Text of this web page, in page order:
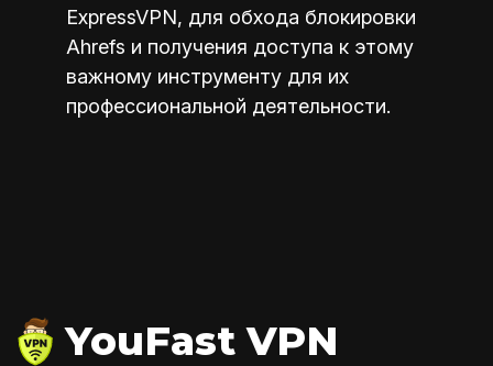
ExpressVPN, для обхода блокировки
Ahrefs и получения доступа к этому
важному инструменту для их
профессиональной деятельности.
YouFast VPN